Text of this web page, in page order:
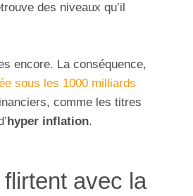
des niveaux qu’il
encore. La conséquence,
sous les 1000 milliards
comme les titres
hyper inflation.
avec la